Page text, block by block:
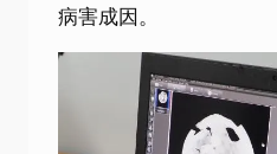
病害成因。